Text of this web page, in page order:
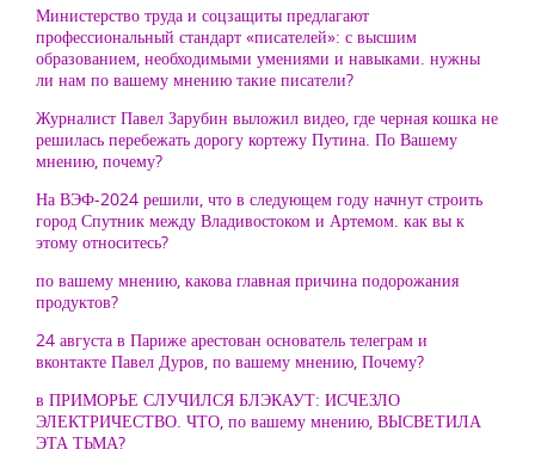
Министерство труда и соцзащиты предлагают
профессиональный стандарт «писателей»: с высшим
образованием, необходимыми умениями и навыками. нужны
ли нам по вашему мнению такие писатели?
Журналист Павел Зарубин выложил видео, где черная кошка не
решилась перебежать дорогу кортежу Путина. По Вашему
мнению, почему?
На ВЭФ-2024 решили, что в следующем году начнут строить
город Спутник между Владивостоком и Артемом. как вы к
этому относитесь?
по вашему мнению, какова главная причина подорожания
продуктов?
24 августа в Париже арестован основатель телеграм и
вконтакте Павел Дуров, по вашему мнению, Почему?
в ПРИМОРЬЕ СЛУЧИЛСЯ БЛЭКАУТ: ИСЧЕЗЛО
ЭЛЕКТРИЧЕСТВО. ЧТО, по вашему мнению, ВЫСВЕТИЛА
ЭТА ТЬМА?